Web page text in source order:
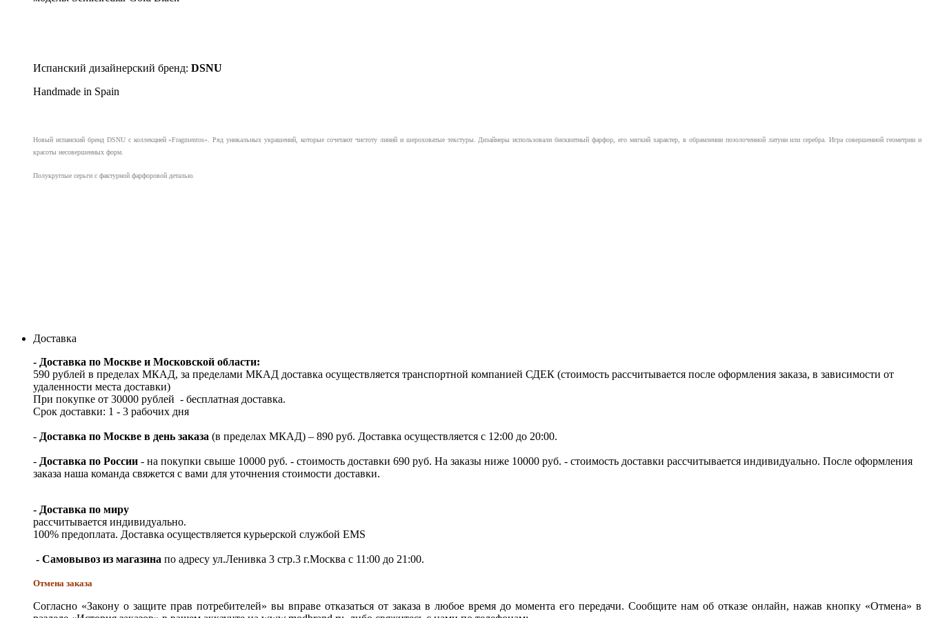
Испанский дизайнерский бренд: DSNU
Handmade in Spain
Новый испанский бренд DSNU с коллекцией «Fragmentos». Ряд уникальных украшений, которые сочетают чистоту линий и шероховатые текстуры. Дизайнеры использовали бисквитный фарфор, его мягкий характер, в обрамлении позолоченной латуни или серебра. Игра совершенной геометрии и
красоты несовершенных форм.
Полукруглые серьги с фактурной фарфоровой деталью.
Доставка
- Доставка по Москве и Московской области:
590 рублей в пределах МКАД, за пределами МКАД доставка осуществляется транспортной компанией СДЕК (стоимость рассчитывается после оформления заказа, в зависимости от
удаленности места доставки)
При покупке от 30000 рублей - бесплатная доставка.
Срок доставки: 1 - 3 рабочих дня
- Доставка по Москве в день заказа (в пределах МКАД) – 890 руб. Доставка осуществляется с 12:00 до 20:00.
- Доставка по России - на покупки свыше 10000 руб. - стоимость доставки 690 руб. На заказы ниже 10000 руб. - стоимость доставки рассчитывается индивидуально. После оформления
заказа наша команда свяжется с вами для уточнения стоимости доставки.
- Доставка по миру
рассчитывается индивидуально.
100% предоплата. Доставка осуществляется курьерской службой EMS
- Самовывоз из магазина по адресу ул.Ленивка 3 стр.3 г.Москва с 11:00 до 21:00.
Отмена заказа
Согласно «Закону о защите прав потребителей» вы вправе отказаться от заказа в любое время до момента его передачи. Сообщите нам об отказе онлайн, нажав кнопку «Отмена» в